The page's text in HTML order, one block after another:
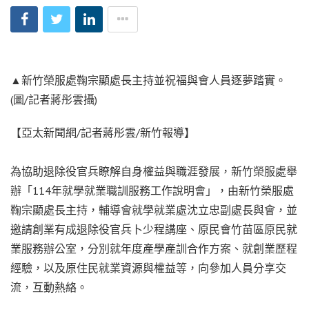
▲新竹榮服處鞠宗顯處長主持並祝福與會人員逐夢踏實。
(圖/記者蔣彤雲攝)
【亞太新聞網/記者蔣彤雲/新竹報導】
為協助退除役官兵瞭解自身權益與職涯發展，新竹榮服處舉
辦「114年就學就業職訓服務工作說明會」，由新竹榮服處
鞠宗顯處長主持，輔導會就學就業處沈立忠副處長與會，並
邀請創業有成退除役官兵卜少程講座、原民會竹苗區原民就
業服務辦公室，分別就年度產學產訓合作方案、就創業歷程
經驗，以及原住民就業資源與權益等，向參加人員分享交
流，互動熱絡。